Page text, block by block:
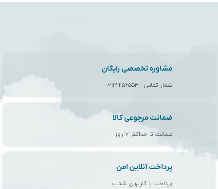
مشاوره تخصصی رایگان
شمار تماس : ۰۹۱۲۹۱۵۶۵۵۴
ضمانت مرجوعی کالا
ضمانت تا حداکثر ۷ روز
پرداخت آنلاین امن
پرداخت با کارتهای شتاب